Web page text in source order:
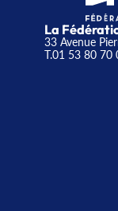
La
33 Avenue
T.01 53 80 70